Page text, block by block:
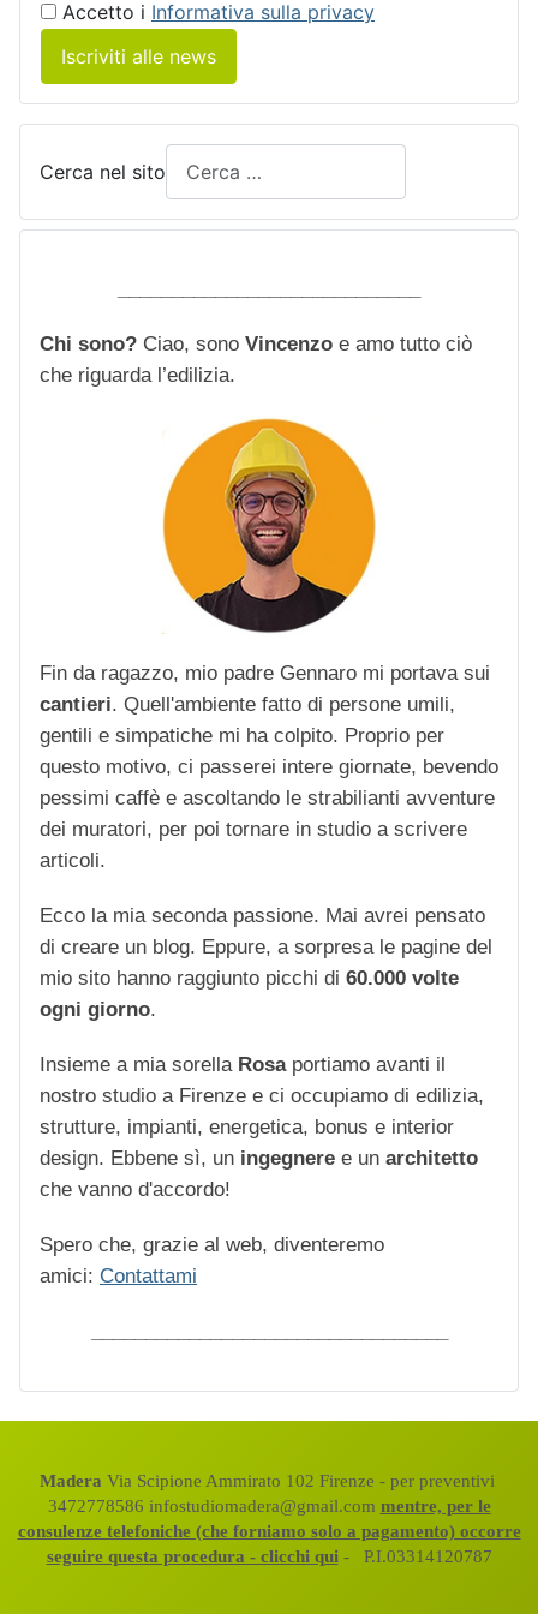
Accetto i Informativa sulla privacy
Iscriviti alle news
Cerca nel sito
Chi sono? Ciao, sono Vincenzo e amo tutto ciò
che riguarda l’edilizia.
Fin da ragazzo, mio padre Gennaro mi portava sui
cantieri. Quell'ambiente fatto di persone umili,
gentili e simpatiche mi ha colpito. Proprio per
questo motivo, ci passerei intere giornate, bevendo
pessimi caffè e ascoltando le strabilianti avventure
dei muratori, per poi tornare in studio a scrivere
articoli.
Ecco la mia seconda passione. Mai avrei pensato
di creare un blog. Eppure, a sorpresa le pagine del
mio sito hanno raggiunto picchi di 60.000 volte
ogni giorno.
Insieme a mia sorella Rosaportiamo avanti il
nostro studio a Firenze e ci occupiamo di edilizia,
strutture, impianti, energetica, bonus e interior
design. Ebbene sì, un ingegnere e un architetto
che vanno d'accordo!
Spero che, grazie al web, diventeremo
amici: Contattami
Madera Via Scipione Ammirato 102 Firenze - per preventivi
3472778586 infostudiomadera@gmail.com mentre, per le
consulenze telefoniche (che forniamo solo a pagamento) occorre
seguire questa procedura - clicchi qui - P.I.03314120787